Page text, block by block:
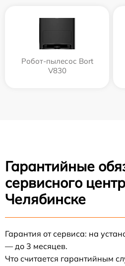
Робот-пылесос Bort
V830
Гарантийные
сервисного
Челябинске
Гарантия от сервиса: на
— до 3 месяцев.
Что считается гарантийным